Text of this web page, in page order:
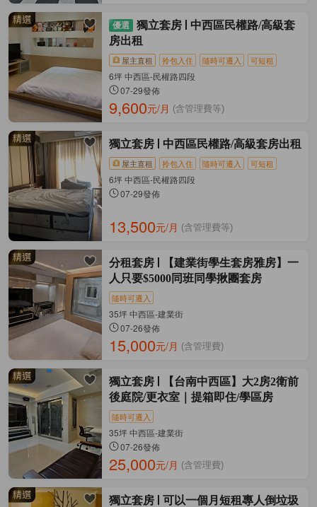
獨立套房
中西區民權路/高級套
房出租
屋主直租 拎包入住 隨時可遷入 可短租
6坪 中西區-民權路四段
07-29發佈
9,600元/月 (含管理費等)
獨立套房 中西區民權路/高級套房出租
屋主直租 拎包入住 隨時可遷入 可短租
6坪 中西區-民權路四段
07-29發佈
13,500元/月 (含管理費等)
分租套房
【建業街學生套房雅房】一
人只要$5000同班同學揪團套房
隨時可遷入
35坪 中西區-建業街
07-26發佈
15,000元/月 (含管理費)
獨立套房
​【台南中西區】大2房2衛前
後庭院/更衣室｜提箱即住/學區房
隨時可遷入
35坪 中西區-建業街
07-26發佈
25,000元/月 (含管理費)
獨立套房 可以一個月短租專人倒垃圾